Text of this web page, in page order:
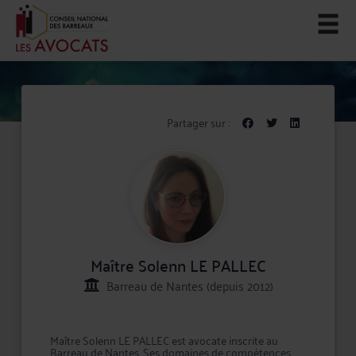
Partager sur :
Maître Solenn LE PALLEC
Barreau de Nantes (depuis 2012)
Maître Solenn LE PALLEC est avocate inscrite au
Barreau de Nantes. Ses domaines de compétences